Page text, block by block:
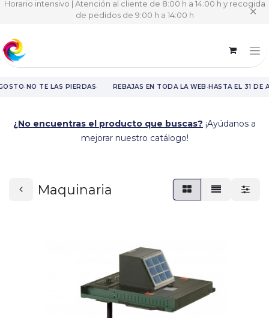
Horario intensivo | Atención al cliente de 8:00 h a 14:00 h y recogida
de pedidos de 9:00 h a 14:00 h
✕
·NO TE LAS PIERDAS· REBAJAS EN TODA LA WEB· HASTA EL 31 DE
¿No encuentras el producto que buscas? ¡Ayúdanos a
mejorar nuestro catálogo!
Maquinaria